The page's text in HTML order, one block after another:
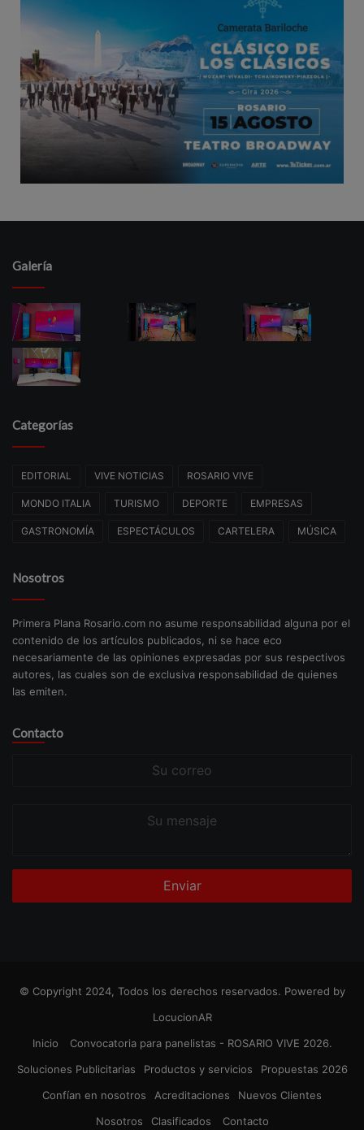
Galería
Categorías
EDITORIAL VIVE NOTICIAS ROSARIO VIVE
MONDO ITALIA TURISMO DEPORTE EMPRESAS
GASTRONOMÍA ESPECTÁCULOS CARTELERA MÚSICA
Nosotros
Primera Plana Rosario.com no asume responsabilidad alguna por el
contenido de los artículos publicados, ni se hace eco
necesariamente de las opiniones expresadas por sus respectivos
autores, las cuales son de exclusiva responsabilidad de quienes
las emiten.
Contacto
© Copyright 2024, Todos los derechos reservados. Powered by
LocucionAR
Inicio
Convocatoria para panelistas - ROSARIO VIVE 2026.
Soluciones Publicitarias
Productos y servicios
Propuestas 2026
Confían en nosotros
Acreditaciones
Nuevos Clientes
Nosotros
Clasificados Contacto